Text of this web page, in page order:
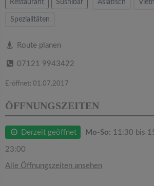
Restaurant Sushibar Asiatisch
Spezialitäten
Route planen
07121 9943422
Eröffnet: 01.07.2017
ÖFFNUNGSZEITEN
Derzeit geöffnet Mo-So: 11:30 bis
23:00
Alle Öffnungszeiten ansehen
a
t
i
o